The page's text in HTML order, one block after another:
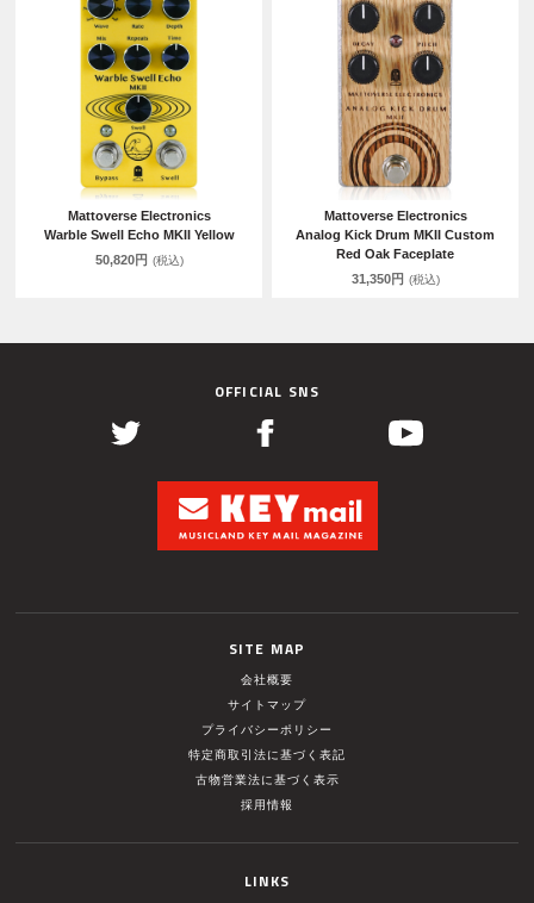
Mattoverse Electronics
Warble Swell Echo MKII Yellow
50,820円 (税込)
Mattoverse Electronics
Analog Kick Drum MKII Custom
Red Oak Faceplate
31,350円 (税込)
OFFICIAL SNS
SITE MAP
会社概要
サイトマップ
プライバシーポリシー
特定商取引法に基づく表記
古物営業法に基づく表示
採用情報
LINKS